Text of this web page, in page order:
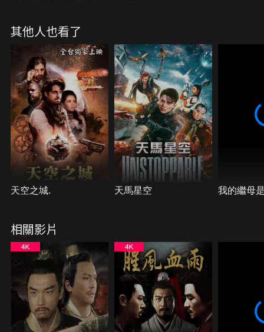
式；同時，她的繼母奪取了王位並懸賞捉拿她。現在
公主必須與她的新朋友制定計劃來拯救她的父親並恢
復王國的和平！
其他人也看了
天空之城. 天馬星空 我的繼母
相關影片